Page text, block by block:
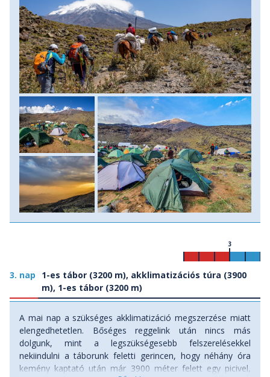
3. nap
1-es tábor (3200 m), akklimatizációs túra (3900
m), 1-es tábor (3200 m)
3
A mai nap a szükséges akklimatizáció megszerzése miatt
elengedhetetlen. Bőséges reggelink után nincs más
dolgunk, mint a legszükségesebb felszerelésekkel
nekiindulni a táborunk feletti gerincen, hogy néhány óra
kemény kaptató után már 3900 méter felett egy picivel,